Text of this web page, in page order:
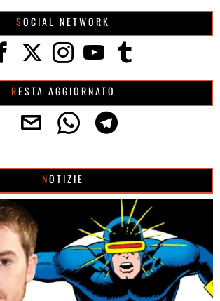
SOCIAL NETWORK
RESTA AGGIORNATO
NOTIZIE